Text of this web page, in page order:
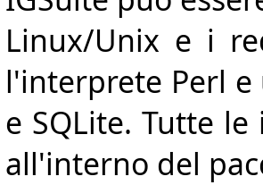
Linux/Unix e i
l'interprete Perl e
e SQLite. Tutte
all'interno del